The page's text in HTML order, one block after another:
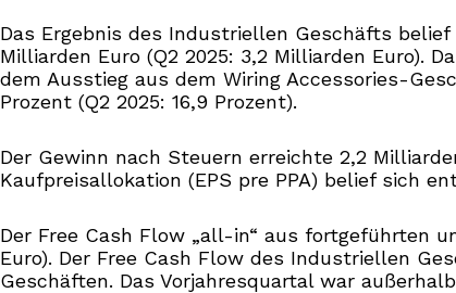
Das Ergebnis des Industriellen Geschäfts
Milliarden Euro (Q2 2025: 3,2 Milliarden Euro).
dem Ausstieg aus dem Wiring Accessories-
Prozent (Q2 2025: 16,9 Prozent).
Der Gewinn nach Steuern erreichte 2,2
Kaufpreisallokation (EPS pre PPA) belief sich
Der Free Cash Flow „all-in“ aus fortgeführten
Euro). Der Free Cash Flow des Industriellen
Geschäften. Das Vorjahresquartal war